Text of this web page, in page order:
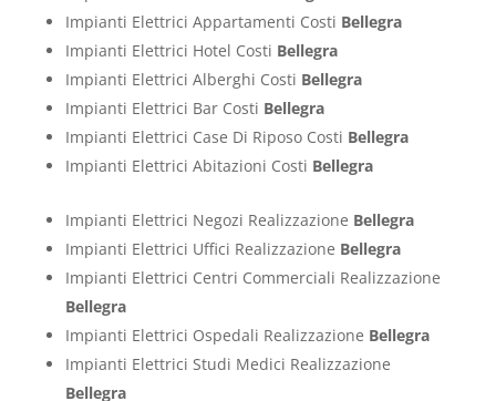
Impianti Elettrici Appartamenti Costi Bellegra
Impianti Elettrici Hotel Costi Bellegra
Impianti Elettrici Alberghi Costi Bellegra
Impianti Elettrici Bar Costi Bellegra
Impianti Elettrici Case Di Riposo Costi Bellegra
Impianti Elettrici Abitazioni Costi Bellegra
Impianti Elettrici Negozi Realizzazione Bellegra
Impianti Elettrici Uffici Realizzazione Bellegra
Impianti Elettrici Centri Commerciali Realizzazione
Bellegra
Impianti Elettrici Ospedali Realizzazione Bellegra
Impianti Elettrici Studi Medici Realizzazione
Bellegra